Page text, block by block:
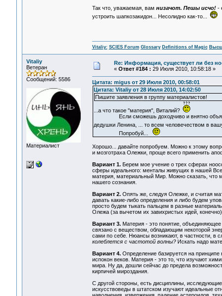
Так что, уважаемая, вам низачот. Пешы исчо!-
устроить шапкозакидон... Несолидно как-то...
Vitaliy: SCIES Forum Glossary Definitions of Magic
Vitaliy
Ветеран
Сообщений: 5586
Материалист
Re: Информация, существует ли без
« Ответ #184 : 29 Июля 2010, 10:58:18 »
Цитата: migus от 29 Июля 2010, 00:58:01
Цитата: Vitaliy от 28 Июля 2010, 14:02:50
Пишите заявления в группу материалистов!
...а что такое "материя", Виталий?
Если сможешь доходчиво и внятно
дедушки Ленина, ... то всем человечеством в
Попробуй...
Хорошо... давайте попробуем. Можно к этому
и мозготраха Олежки, проще всего применить
Вариант 1.Берем мое учение о трех сферах
сферы идеального: менталы живущих в нашей
материя, материальный Мир. Можно сказать, что
нашего сознания.
Вариант 2.Опять же, следуя Олежке, и считая
давать какие-либо определения и либо будем
просто будем тыкать пальцем в разные
Олежа (за вычетом их завихристых идей,
Вариант 3.Материя - это понятие, объединяющее
связано с веществом, обладающим некоторой
сами по себе. Нюансы возникают, в частности, в
колеблется с частотой волны?Искать надо
Вариант 4.Определение базируется на принципе
испокон веков. Материя - это то, что изучают
мира. Ну да, дошли сейчас до предела
кирпичей мироздания.
С другой стороны, есть дисциплины, исследующие
искусствоведы в штатском изучают идеальные